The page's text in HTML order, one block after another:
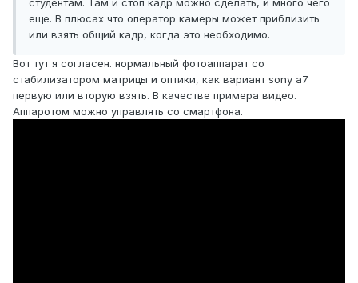
студентам. Там и стоп кадр можно сделать, и много чего
еще. В плюсах что оператор камеры может приблизить
или взять общий кадр, когда это необходимо.
Вот тут я согласен. нормальный фотоаппарат со
стабилизатором матрицы и оптики, как вариант sony a7
первую или вторую взять. В качестве примера видео.
Аппаротом можно управлять со смартфона.